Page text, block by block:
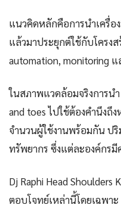
แนวคิดหลักคือการนำเครื่
แล้วมาประยุกต์ใช้กับโครง
automation, monitoring
ในสภาพแวดล้อมจริงการนำ
and toes ไปใช้ต้องคำนึงถึ
จำนวนผู้ใช้งานพร้อมกัน ป
ทรัพยากร ซึ่งแต่ละองค์กร
Dj Raphi Head
ตอบโจทย์เหล่านี้โดยเฉพา